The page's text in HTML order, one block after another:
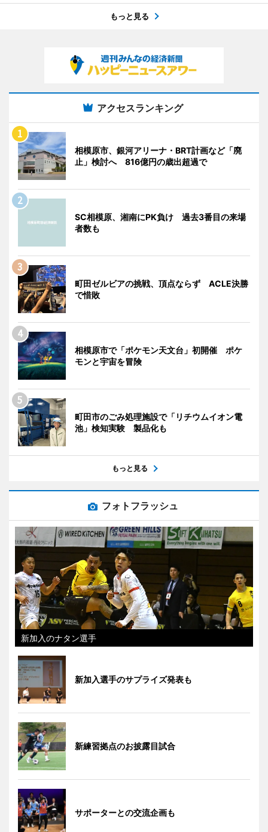
もっと見る
アクセスランキング
相模原市、銀河アリーナ・BRT計画など「廃
止」検討へ 816億円の歳出超過で
SC相模原、湘南にPK負け 過去3番目の来場
者数も
町田ゼルビアの挑戦、頂点ならず ACLE決勝
で惜敗
相模原市で「ポケモン天文台」初開催 ポケ
モンと宇宙を冒険
町田市のごみ処理施設で「リチウムイオン電
池」検知実験 製品化も
もっと見る
フォトフラッシュ
新加入のナタン選手
新加入選手のサプライズ発表も
新練習拠点のお披露目試合
サポーターとの交流企画も